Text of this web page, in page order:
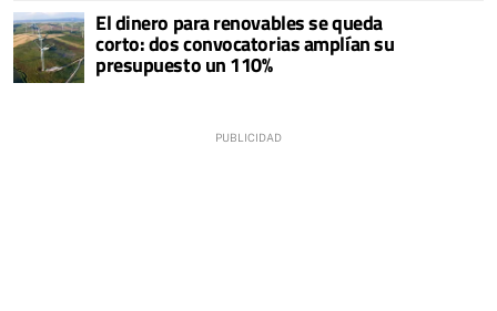
El dinero para renovables se queda
corto: dos convocatorias amplían su
presupuesto un 110%